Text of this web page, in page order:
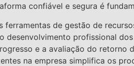
confiável e segura é
de gestão de
desenvolvimento profissional
e a avaliação do retorno
na empresa simplifica os